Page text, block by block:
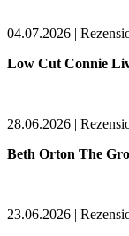
04.07.2026 |
Low Cut Connie
28.06.2026 |
Beth Orton The
23.06.2026 |